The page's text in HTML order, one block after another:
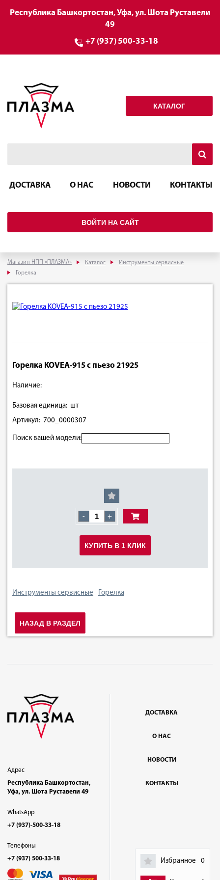
Избранное 0
Республика Башкортостан, Уфа, ул. Шота Руставели
49
+7 (937) 500-33-18
КАТАЛОГ
ДОСТАВКА О НАС НОВОСТИ КОНТАКТЫ
ВОЙТИ НА САЙТ
Магазин НПП «ПЛАЗМА» Каталог
Инструменты сервисные
Горелка
Горелка KOVEA-915 c пьезо 21925
Наличие:
Базовая единица: шт
Артикул: 700_0000307
Поиск вашей модели:
- +
КУПИТЬ В 1 КЛИК
Инструменты сервисные Горелка
НАЗАД В РАЗДЕЛ
Адрес
Республика Башкортостан,
Уфа, ул. Шота Руставели 49
WhatsApp
+7 (937)-500-33-18
Телефоны
+7 (937) 500-33-18
ДОСТАВКА
О НАС
НОВОСТИ
КОНТАКТЫ